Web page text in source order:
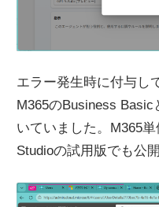
エラー発生時に付与し
M365のBusiness
いていました。M365
Studioの試用版でも公